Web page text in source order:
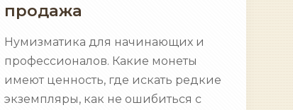
продажа
Нумизматика для начинающих и
профессионалов. Какие монеты
имеют ценность, где искать редкие
экземпляры, как не ошибиться с